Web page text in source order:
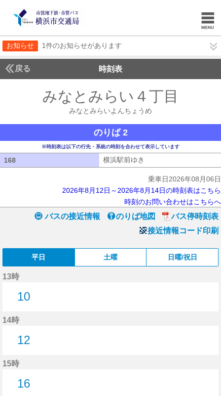
お知らせ 1件のお知らせがあります
戻る 時刻表
みなとみらい４丁目
みなとみらいよんちょうめ
のりば 2
※時刻表は以下の行先・系統の時刻を合わせて表示しています
168 横浜駅前ゆき
乗車日2026年08月06日
2026年8月12日～2026年8月14日の時刻表はこちら
時刻のお問い合わせはこちらへ
バスの接近情報 のりば地図
バス停時刻表
接近情報コード印刷
平日 土曜 日曜/祝日
13時
10
14時
12
15時
16